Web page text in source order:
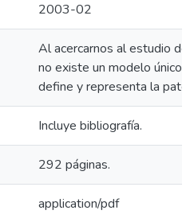
2003-02
Al acercarnos al estudio de
no existe un modelo único,
define y representa la
Incluye bibliografía.
292 páginas.
application/pdf